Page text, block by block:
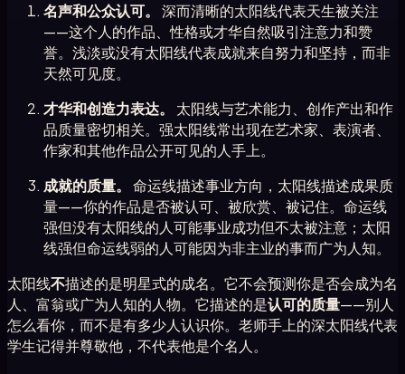
名声和公众认可。
深而清晰的太阳线代表天生被关注
——这个人的作品、性格或才华自然吸引注意力和赞
誉。浅淡或没有太阳线代表成就来自努力和坚持，而非
天然可见度。
才华和创造力表达。
太阳线与艺术能力、创作产出和作
品质量密切相关。强太阳线常出现在艺术家、表演者、
作家和其他作品公开可见的人手上。
成就的质量。
命运线描述事业方向，太阳线描述成果质
量——你的作品是否被认可、被欣赏、被记住。命运线
强但没有太阳线的人可能事业成功但不太被注意；太阳
线强但命运线弱的人可能因为非主业的事而广为人知。
太阳线不描述的是明星式的成名。它不会预测你是否会成为名
人、富翁或广为人知的人物。它描述的是认可的质量——别人
怎么看你，而不是有多少人认识你。老师手上的深太阳线代表
学生记得并尊敬他，不代表他是个名人。